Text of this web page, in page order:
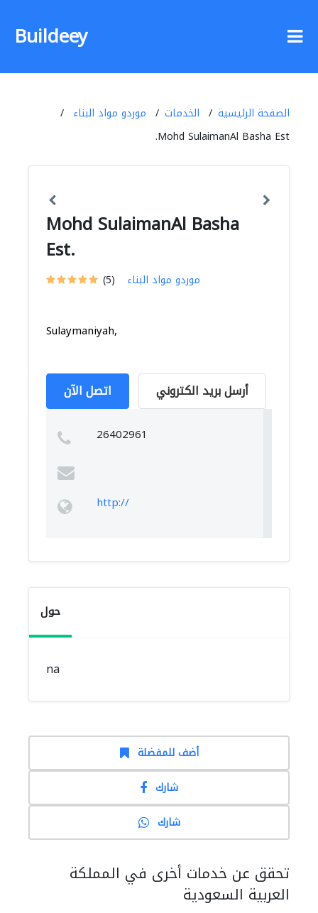
Buildeey
الصفحة الرئيسية الخدمات
موردو مواد البناء
Mohd SulaimanAl Basha Est.
Mohd SulaimanAl Basha
Est.
(5) موردو مواد البناء
Sulaymaniyah,
اتصل الآن أرسل بريد الكتروني
26402961
http://
حول
na
أضف للمفضلة
شارك
شارك
تحقق عن خدمات أخرى في المملكة
العربية السعودية